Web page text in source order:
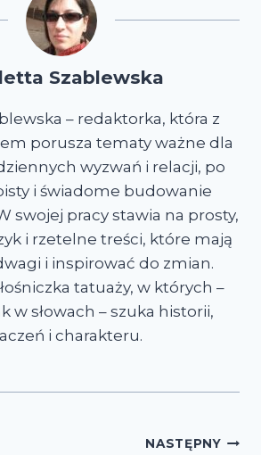
Szablewska
– redaktorka, która z
porusza tematy ważne dla
wyzwań i relacji, po
i świadome budowanie
swojej pracy stawia na prosty,
i rzetelne treści, które mają
i inspirować do zmian.
tatuaży, w których –
w słowach – szuka historii,
i charakteru.
NASTĘPNY